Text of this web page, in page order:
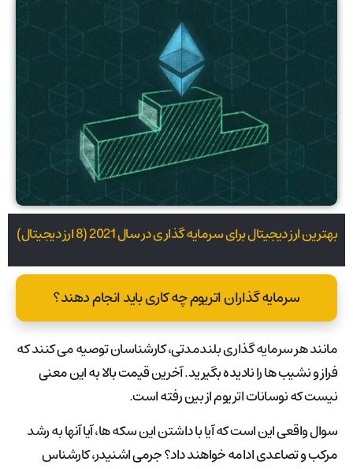
بهترین ارز دیجیتال برای سرمایه گذاری در سال 2021 (8 ارز دیجیتال)
سرمایه گذاران اتریوم چه کاری باید انجام دهند؟
مانند هر سرمایه گذاری بلندمدتی، کارشناسان توصیه می کنند که
فراز و نشیب ها را نادیده بگیرید. آخرین قیمت بالا به این معنی
نیست که نوسانات اتریوم از بین رفته است.
سوال واقعی این است که آیا با داشتن این سکه ها، آیا آنها به رشد
مرکب و تصاعدی ادامه خواهند داد؟ جرمی اشنیدر، کارشناس